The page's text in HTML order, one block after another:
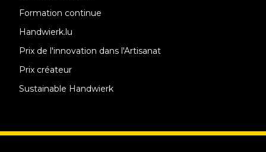
Formation continue
Handwierk.lu
Prix de l'innovation dans l'Artisanat
Prix créateur
Sustainable Handwierk